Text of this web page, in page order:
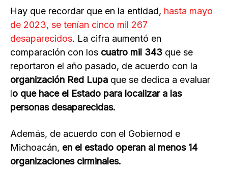
Hay que recordar que en la entidad, hasta mayo
de 2023, se tenían cinco mil 267
desaparecidos. La cifra aumentó en
comparación con los cuatro mil 343 que se
reportaron el año pasado, de acuerdo con la
organización Red Lupa que se dedica a evaluar
lo que hace el Estado para localizar a las
personas desaparecidas.
Además, de acuerdo con el Gobiernod e
Michoacán, en el estado operan al menos 14
organizaciones cirminales.